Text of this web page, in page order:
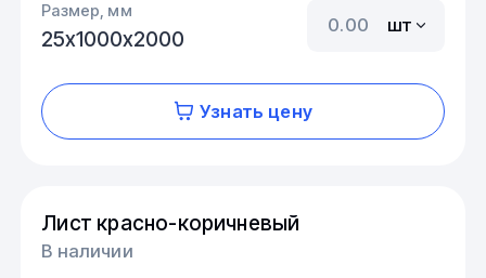
Размер, мм
25х1000х2000
шт
Узнать цену
Лист красно-коричневый
В наличии